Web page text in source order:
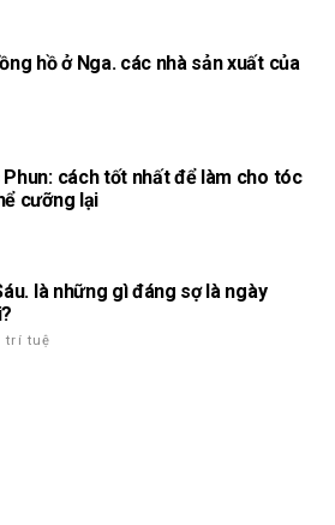
hồ ở Nga. các nhà sản xuất của
cách tốt nhất để làm cho tóc
cưỡng lại
là những gì đáng sợ là ngày
trí tuệ